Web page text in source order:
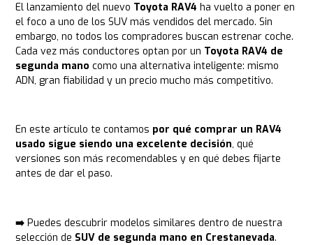
El lanzamiento del nuevo Toyota RAV4 ha vuelto a poner en
el foco a uno de los SUV más vendidos del mercado. Sin
embargo, no todos los compradores buscan estrenar coche.
Cada vez más conductores optan por un Toyota RAV4 de
segunda mano como una alternativa inteligente: mismo
ADN, gran fiabilidad y un precio mucho más competitivo.
En este artículo te contamos por qué comprar un RAV4
usado sigue siendo una excelente decisión, qué
versiones son más recomendables y en qué debes fijarte
antes de dar el paso.
➡️Puedes descubrir modelos similares dentro de nuestra
selección de SUV de segunda mano en Crestanevada.